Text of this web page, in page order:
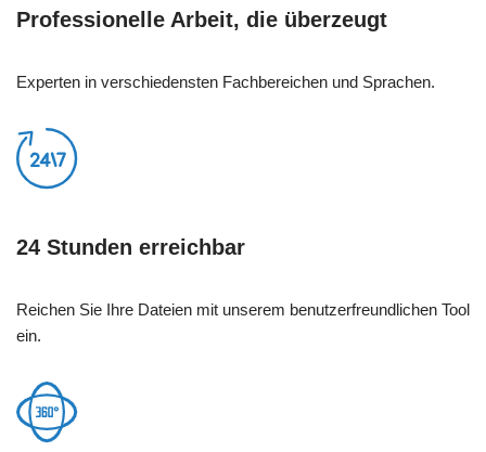
Professionelle Arbeit, die überzeugt
Experten in verschiedensten Fachbereichen und Sprachen.
24 Stunden erreichbar
Reichen Sie Ihre Dateien mit unserem benutzerfreundlichen Tool
ein.